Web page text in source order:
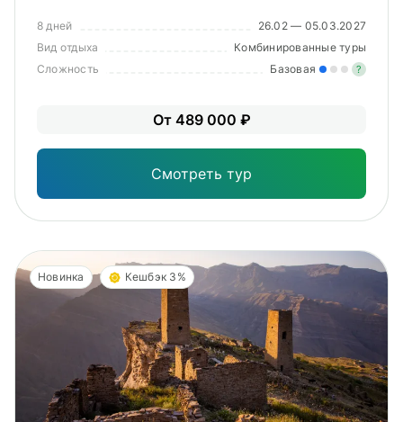
8 дней
26.02 — 05.03.2027
Вид отдыха
Комбинированные туры
Сложность
Базовая ?
От 489 000 ₽
Смотреть тур
Новинка Кешбэк 3%